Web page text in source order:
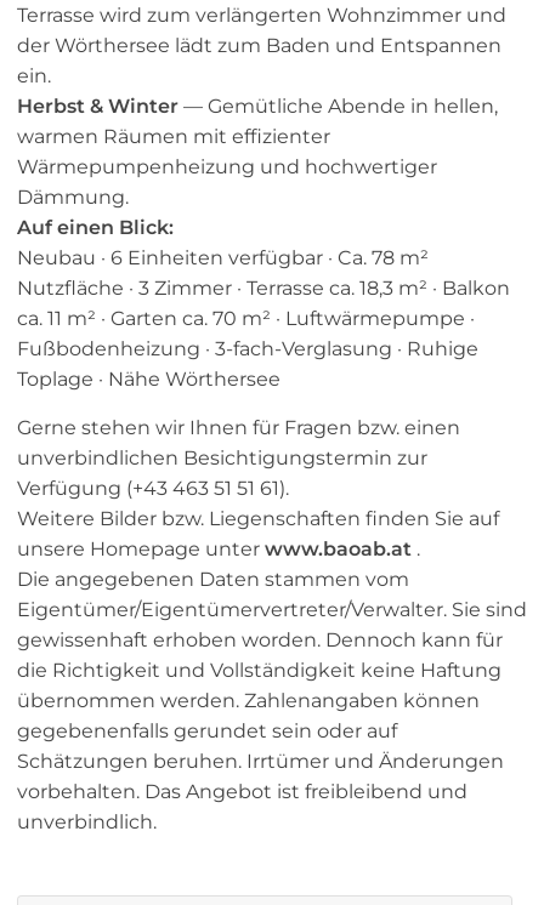
Terrasse wird zum verlängerten Wohnzimmer und
der Wörthersee lädt zum Baden und Entspannen
ein.
Herbst & Winter — Gemütliche Abende in hellen,
warmen Räumen mit effizienter
Wärmepumpenheizung und hochwertiger
Dämmung.
Auf einen Blick:
Neubau · 6 Einheiten verfügbar · Ca. 78 m²
Nutzfläche · 3 Zimmer · Terrasse ca. 18,3 m² · Balkon
ca. 11 m² · Garten ca. 70 m² · Luftwärmepumpe ·
Fußbodenheizung · 3-fach-Verglasung · Ruhige
Toplage · Nähe Wörthersee
Gerne stehen wir Ihnen für Fragen bzw. einen
unverbindlichen Besichtigungstermin zur
Verfügung (+43 463 51 51 61).
Weitere Bilder bzw. Liegenschaften finden Sie auf
unsere Homepage unter www.baoab.at .
Die angegebenen Daten stammen vom
Eigentümer/Eigentümervertreter/Verwalter. Sie sind
gewissenhaft erhoben worden. Dennoch kann für
die Richtigkeit und Vollständigkeit keine Haftung
übernommen werden. Zahlenangaben können
gegebenenfalls gerundet sein oder auf
Schätzungen beruhen. Irrtümer und Änderungen
vorbehalten. Das Angebot ist freibleibend und
unverbindlich.